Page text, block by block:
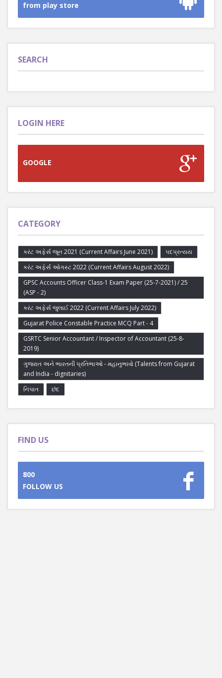
from play store
SEARCH
LOGIN HERE
GOOGLE
CATEGORY
કરંટ અફેર્સ જૂન 2021 (Current Affairs June 2021)
પદપ્રત્યય
કરંટ અફેર્સ ઓગસ્ટ 2022 (Current Affairs August 2022)
GPSC Accounts Officer Class-1 Exam Paper (25-7-2021) / 25
(ASP - 2)
કરંટ અફેર્સ જુલાઈ 2022 (Current Affairs July 2022)
Gujarat Police Constable Practice MCQ Part - 4
GSRTC Senior Accountant / Inspector of Accountant (25-8-
2019)
ગુજરાત અને ભારતની પ્રતિભાઓ - મહાનુભાવો (Talents from Gujarat
and India - dignitaries)
નિપાત
છંદ
FIND US
800
FOLLOW US